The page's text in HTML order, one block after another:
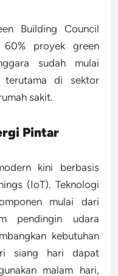
Building Council
proyek green
sudah mulai
terutama di sektor
sakit.
Pintar
kini berbasis
(IoT). Teknologi
mulai dari
pendingin udara
kebutuhan
siang hari dapat
malam hari,